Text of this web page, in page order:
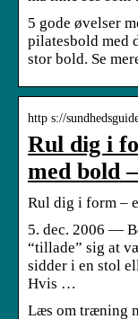
5 gode øvelser
pilatesbold med
stor bold. Se
http s://
Rul dig i
med bold
Rul dig i form –
5. dec. 2006 —
“tillade” sig at
sidder i en stol
Hvis …
Læs om træning